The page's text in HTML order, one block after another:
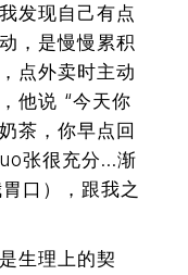
发现自己有点
，是慢慢累积
点外卖时主动
他说 “今天你
茶，你早点回
张很充分…渐
口），跟我之
生理上的契